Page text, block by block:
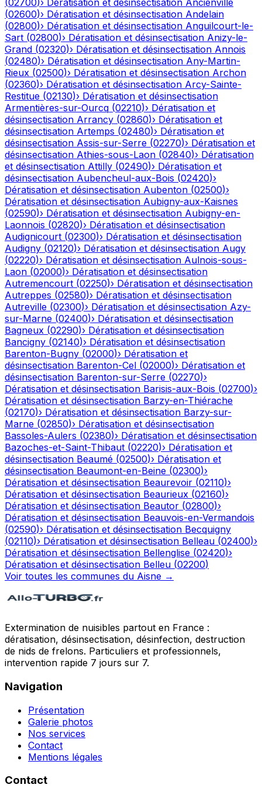
(02700)› Dératisation et désinsectisation Ancienville
(02600)› Dératisation et désinsectisation Andelain
(02800)› Dératisation et désinsectisation Anguilcourt-le-
Sart (02800)› Dératisation et désinsectisation Anizy-le-
Grand (02320)› Dératisation et désinsectisation Annois
(02480)› Dératisation et désinsectisation Any-Martin-
Rieux (02500)› Dératisation et désinsectisation Archon
(02360)› Dératisation et désinsectisation Arcy-Sainte-
Restitue (02130)› Dératisation et désinsectisation
Armentières-sur-Ourcq (02210)› Dératisation et
désinsectisation Arrancy (02860)› Dératisation et
désinsectisation Artemps (02480)› Dératisation et
désinsectisation Assis-sur-Serre (02270)› Dératisation et
désinsectisation Athies-sous-Laon (02840)› Dératisation
et désinsectisation Attilly (02490)› Dératisation et
désinsectisation Aubencheul-aux-Bois (02420)›
Dératisation et désinsectisation Aubenton (02500)›
Dératisation et désinsectisation Aubigny-aux-Kaisnes
(02590)› Dératisation et désinsectisation Aubigny-en-
Laonnois (02820)› Dératisation et désinsectisation
Audignicourt (02300)› Dératisation et désinsectisation
Audigny (02120)› Dératisation et désinsectisation Augy
(02220)› Dératisation et désinsectisation Aulnois-sous-
Laon (02000)› Dératisation et désinsectisation
Autremencourt (02250)› Dératisation et désinsectisation
Autreppes (02580)› Dératisation et désinsectisation
Autreville (02300)› Dératisation et désinsectisation Azy-
sur-Marne (02400)› Dératisation et désinsectisation
Bagneux (02290)› Dératisation et désinsectisation
Bancigny (02140)› Dératisation et désinsectisation
Barenton-Bugny (02000)› Dératisation et
désinsectisation Barenton-Cel (02000)› Dératisation et
désinsectisation Barenton-sur-Serre (02270)›
Dératisation et désinsectisation Barisis-aux-Bois (02700)›
Dératisation et désinsectisation Barzy-en-Thiérache
(02170)› Dératisation et désinsectisation Barzy-sur-
Marne (02850)› Dératisation et désinsectisation
Bassoles-Aulers (02380)› Dératisation et désinsectisation
Bazoches-et-Saint-Thibaut (02220)› Dératisation et
désinsectisation Beaumé (02500)› Dératisation et
désinsectisation Beaumont-en-Beine (02300)›
Dératisation et désinsectisation Beaurevoir (02110)›
Dératisation et désinsectisation Beaurieux (02160)›
Dératisation et désinsectisation Beautor (02800)›
Dératisation et désinsectisation Beauvois-en-Vermandois
(02590)› Dératisation et désinsectisation Becquigny
(02110)› Dératisation et désinsectisation Belleau (02400)›
Dératisation et désinsectisation Bellenglise (02420)›
Dératisation et désinsectisation Belleu (02200)
Voir toutes les communes du Aisne →
Extermination de nuisibles partout en France :
dératisation, désinsectisation, désinfection, destruction
de nids de frelons. Particuliers et professionnels,
intervention rapide 7 jours sur 7.
Navigation
Présentation
Galerie photos
Nos services
Contact
Mentions légales
Contact